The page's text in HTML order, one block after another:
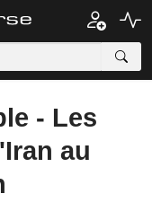
- Les
au